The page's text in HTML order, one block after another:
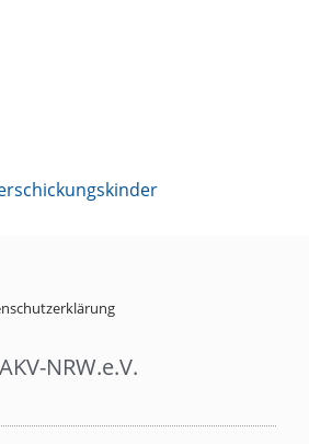
AKV-NRW.e.V.